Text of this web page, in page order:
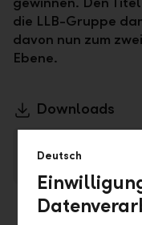
die LLB-Gruppe
davon nun zum
Ebene.
Downloads
Deutsch